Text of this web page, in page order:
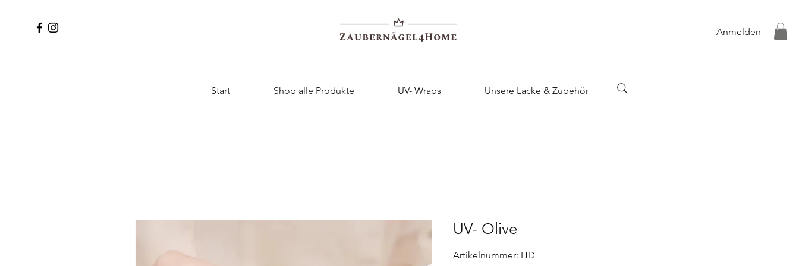
Anmelden
Start Shop alle Produkte UV- Wraps Unsere Lacke & Zubehör
UV- Olive
Artikelnummer: HD